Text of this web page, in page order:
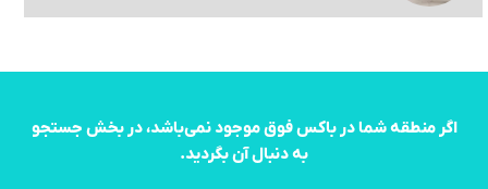
اگر منطقه شما در باکس فوق موجود نمی‌باشد، در بخش جستجو
به دنبال آن بگردید.